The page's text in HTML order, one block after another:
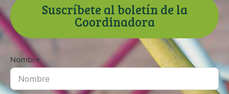
Suscríbete al boletín de la
Coordinadora
Nombre